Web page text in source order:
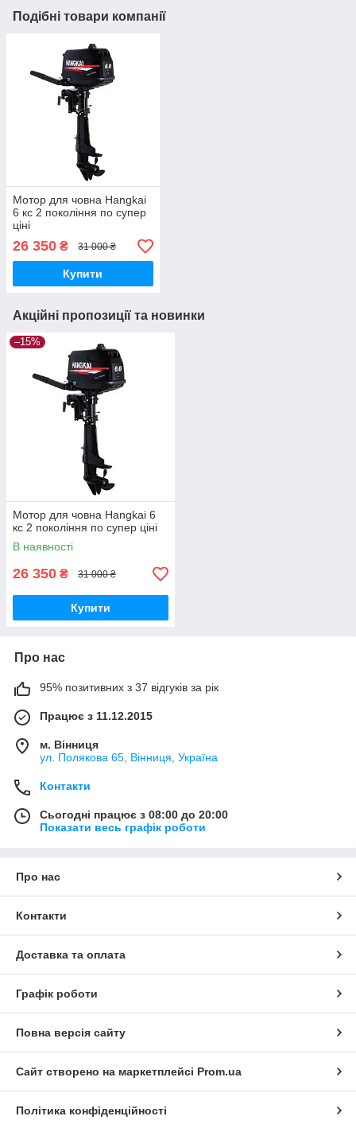
Подібні товари компанії
Мотор для човна Hangkai
6 кс 2 покоління по супер
ціні
26 350 ₴ 31 000 ₴
Купити
Акційні пропозиції та новинки
–15%
Мотор для човна Hangkai 6
кс 2 покоління по супер ціні
В наявності
26 350 ₴ 31 000 ₴
Купити
Про нас
95% позитивних з 37 відгуків за рік
Працює з 11.12.2015
м. Вінниця
ул. Полякова 65, Вінниця, Україна
Контакти
Сьогодні працює з 08:00 до 20:00
Показати весь графік роботи
Про нас
Контакти
Доставка та оплата
Графік роботи
Повна версія сайту
Сайт створено на маркетплейсі Prom.ua
Політика конфіденційності